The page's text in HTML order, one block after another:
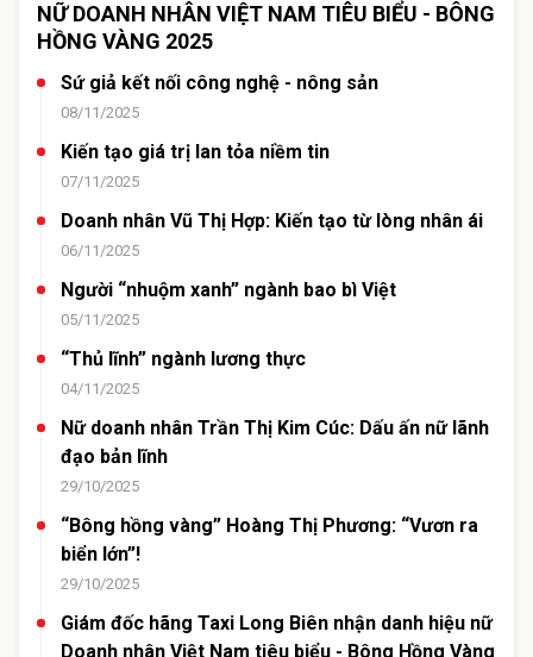
NỮ DOANH NHÂN VIỆT NAM TIÊU BIỂU - BÔNG
HỒNG VÀNG 2025
Sứ giả kết nối công nghệ - nông sản
08/11/2025
Kiến tạo giá trị lan tỏa niềm tin
07/11/2025
Doanh nhân Vũ Thị Hợp: Kiến tạo từ lòng nhân ái
06/11/2025
Người “nhuộm xanh” ngành bao bì Việt
05/11/2025
“Thủ lĩnh” ngành lương thực
04/11/2025
Nữ doanh nhân Trần Thị Kim Cúc: Dấu ấn nữ lãnh
đạo bản lĩnh
29/10/2025
“Bông hồng vàng” Hoàng Thị Phương: “Vươn ra
biển lớn”!
29/10/2025
Giám đốc hãng Taxi Long Biên nhận danh hiệu nữ
Doanh nhân Việt Nam tiêu biểu - Bông Hồng Vàng